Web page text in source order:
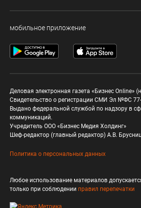
мобильное приложение
Деловая электронная газета «Бизнес Online»
Свидетельство о регистрации СМИ Эл №ФС
Выдано федеральной службой по надзору в
коммуникаций.
Учредитель ООО «Бизнес Медия Холдинг»
Шеф-редактор (главный редактор) А.В.
Политика о персональных данных
Любое использование материалов
только при соблюдении правил перепечатки